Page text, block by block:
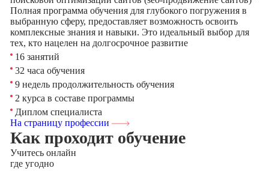
Полная программа обучения для глубокого погружения в
выбранную сферу, предоставляет возможность освоить
комплексные знания и навыки. Это идеальный выбор для
тех, кто нацелен на долгосрочное развитие
16 занятий
32 часа обучения
9 недель продолжительность обучения
2 курса в составе программы
Диплом специалиста
На страницу профессии
Как проходит обучение
Учитесь онлайн
где угодно